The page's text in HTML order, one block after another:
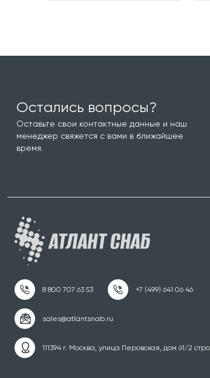
Остались вопросы?
Оставьте свои контактные данные и наш
менеджер свяжется с вами в ближайшее
время.
111394 г. Москва, улица Перовская, дом 61/2